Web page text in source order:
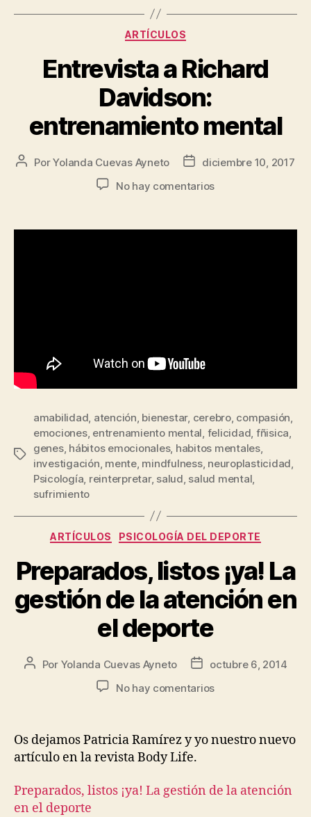
ARTÍCULOS
Entrevista a Richard
Davidson:
entrenamiento mental
PorYolanda Cuevas Ayneto
diciembre 10, 2017
No hay comentarios
amabilidad atención bienestar, cerebro, compasión
emociones, entrenamiento mental felicidad fñisica
genes, hábitos emocionales, habitos mentales,
investigación mente, mindfulness, neuroplasticidad
Psicología reinterpretar, salud salud mental
sufrimiento
ARTÍCULOS PSICOLOGÍA DEL DEPORTE
Preparados, listos ¡ya! La
gestión de la atención en
el deporte
Por Yolanda Cuevas Ayneto
octubre 6, 2014
No hay comentarios
Os dejamos Patricia Ramírez y yo nuestro nuevo
artículo en la revista Body Life.
Preparados, listos ¡ya! La gestión de la atención
en el deporte